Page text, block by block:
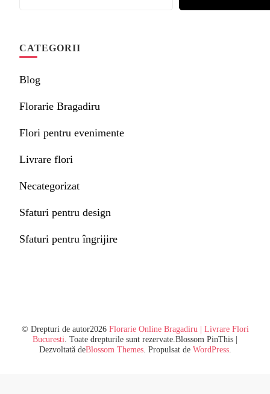
CATEGORII
Blog
Florarie Bragadiru
Flori pentru evenimente
Livrare flori
Necategorizat
Sfaturi pentru design
Sfaturi pentru îngrijire
© Drepturi de autor2026 Florarie Online Bragadiru | Livrare Flori
Bucuresti. Toate drepturile sunt rezervate.Blossom PinThis |
Dezvoltată deBlossom Themes. Propulsat de WordPress.